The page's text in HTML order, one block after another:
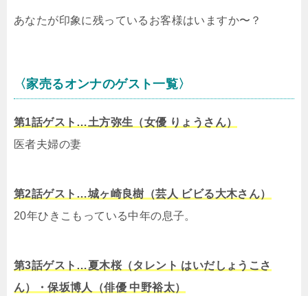
あなたが印象に残っているお客様はいますか〜？
〈家売るオンナのゲスト一覧〉
第1話ゲスト…土方弥生（女優 りょうさん）
医者夫婦の妻
第2話ゲスト…城ヶ崎良樹（芸人 ビビる大木さん）
20年ひきこもっている中年の息子。
第3話ゲスト…夏木桜（タレント はいだしょうこさ
ん）・保坂博人（俳優 中野裕太）